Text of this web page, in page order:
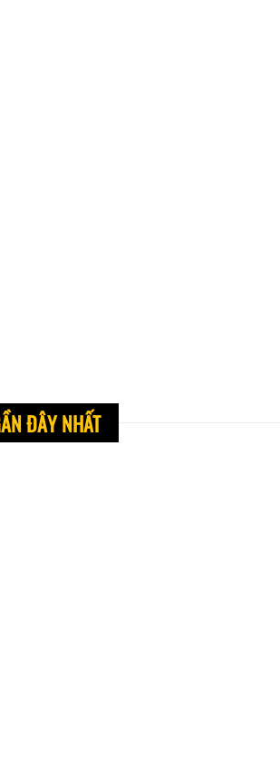
ĐÂY NHẤT